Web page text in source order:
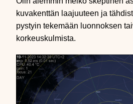
kuvakenttän laajuuteen ja
pystyin tekemään luonnoksen
korkeuskulmista.